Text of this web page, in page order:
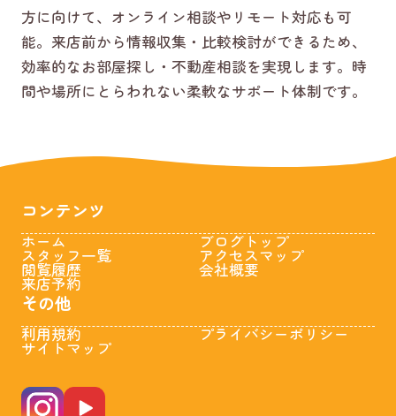
方に向けて、オンライン相談やリモート対応も可
能。来店前から情報収集・比較検討ができるため、
効率的なお部屋探し・不動産相談を実現します。時
間や場所にとらわれない柔軟なサポート体制です。
コンテンツ
ホーム
スタッフ一覧
閲覧履歴
来店予約
ブログトップ
アクセスマップ
会社概要
その他
利用規約
サイトマップ
プライバシーポリシー